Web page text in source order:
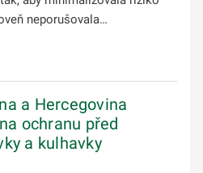
neporušovala…
a Hercegovina
ochranu před
a kulhavky